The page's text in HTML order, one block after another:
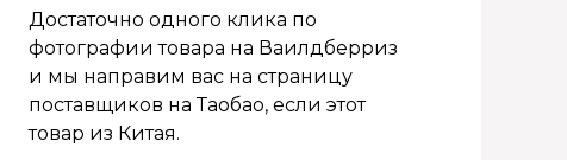
Достаточно одного клика по
фотографии товара на Ваилдберриз
и мы направим вас на страницу
поставщиков на Таобао, если этот
товар из Китая.